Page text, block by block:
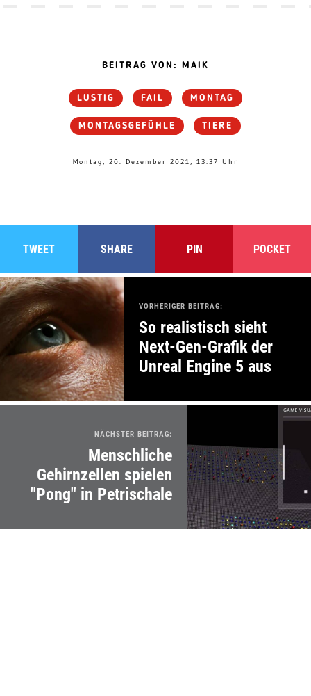
BEITRAG VON: MAIK
LUSTIG FAIL MONTAG
MONTAGSGEFÜHLE TIERE
Montag, 20. Dezember 2021, 13:37 Uhr
TWEET SHARE PIN POCKET
VORHERIGER BEITRAG:
So realistisch sieht
Next-Gen-Grafik der
Unreal Engine 5 aus
NÄCHSTER BEITRAG:
Menschliche
Gehirnzellen spielen
"Pong" in Petrischale